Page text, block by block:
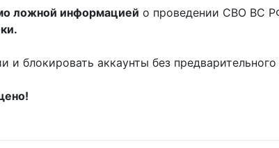
ложной информацией о проведении СВО ВС
блокировать аккаунты без